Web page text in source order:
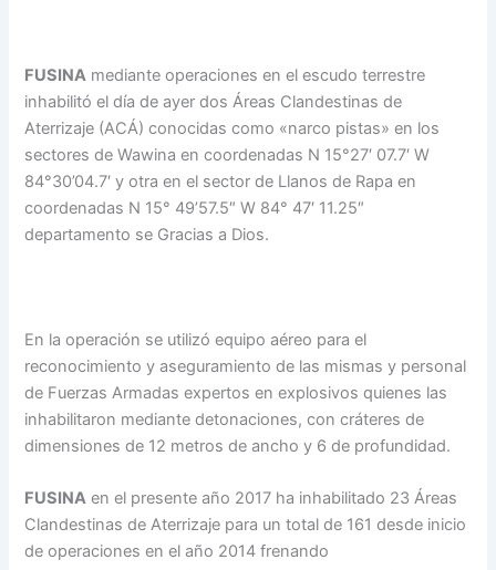
FUSINA mediante operaciones en el escudo terrestre
inhabilitó el día de ayer dos Áreas Clandestinas de
Aterrizaje (ACÁ) conocidas como «narco pistas» en los
sectores de Wawina en coordenadas N 15°27′ 07.7′ W
84°30’04.7′ y otra en el sector de Llanos de Rapa en
coordenadas N 15° 49’57.5″ W 84° 47′ 11.25″
departamento se Gracias a Dios.
En la operación se utilizó equipo aéreo para el
reconocimiento y aseguramiento de las mismas y personal
de Fuerzas Armadas expertos en explosivos quienes las
inhabilitaron mediante detonaciones, con cráteres de
dimensiones de 12 metros de ancho y 6 de profundidad.
FUSINA en el presente año 2017 ha inhabilitado 23 Áreas
Clandestinas de Aterrizaje para un total de 161 desde inicio
de operaciones en el año 2014 frenando